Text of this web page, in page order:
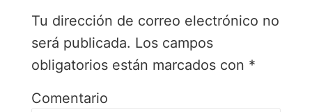
Tu dirección de correo electrónico no
será publicada. Los campos
obligatorios están marcados con *
Comentario